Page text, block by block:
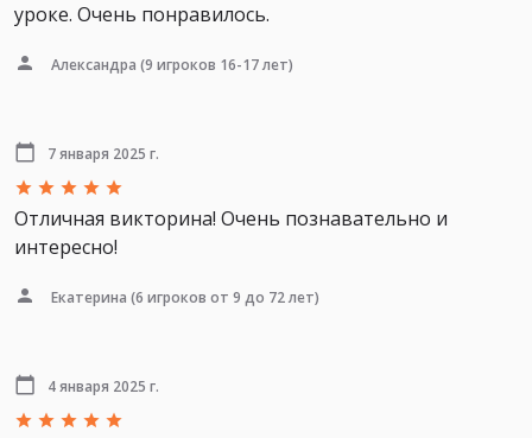
уроке. Очень понравилось.
Александра (9 игроков 16-17 лет)
7 января 2025 г.
Отличная викторина! Очень познавательно и
интересно!
Екатерина (6 игроков от 9 до 72 лет)
4 января 2025 г.